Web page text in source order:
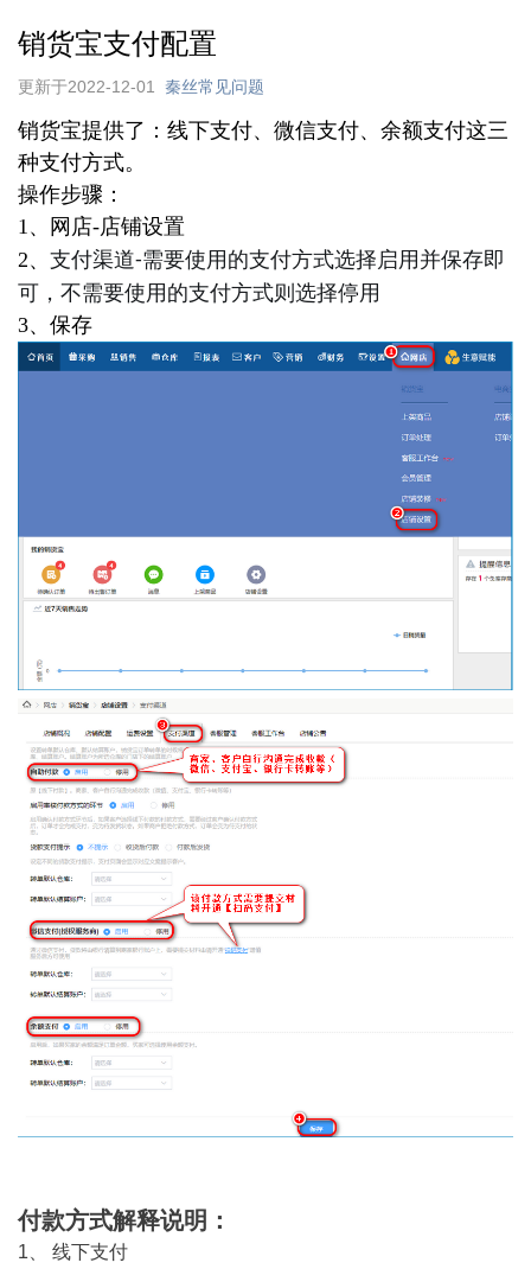
销货宝支付配置
更新于2022-12-01 秦丝常见问题
销货宝提供了：线下支付、微信支付、余额支付这三
种支付方式。
操作步骤：
1、网店-店铺设置
2、 支付渠道-需要使用的支付方式选择启用并保存即
可，不需要使用的支付方式则选择停用
3、保存
付款方式解释说明：
1、 线下支付